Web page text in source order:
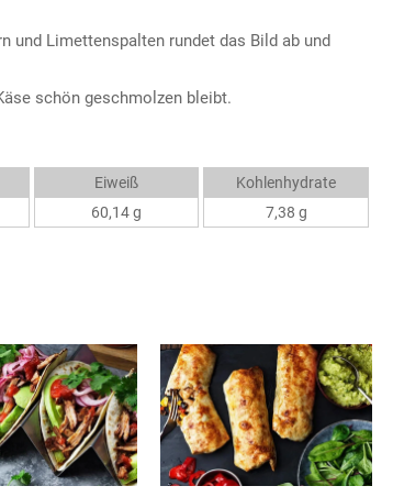
und Limettenspalten rundet das Bild ab und
schön geschmolzen bleibt.
Eiweiß
60,14 g
Kohlenhydrate
7,38 g